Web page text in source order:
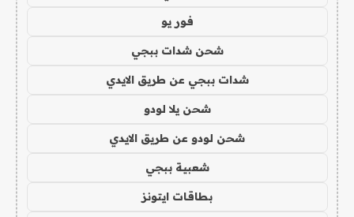
فور يو
شحن شدات ببجي
شدات ببجي عن طريق الايدي
شحن يلا لودو
شحن لودو عن طريق الايدي
شعبية ببجي
بطاقات ايتونز